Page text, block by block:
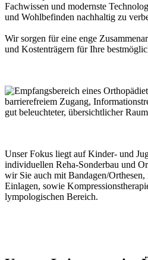
Fachwissen und modernste
und Wohlbefinden nachhaltig zu
Wir sorgen für eine enge
und Kostenträgern für Ihre
Unser Fokus liegt auf Kinder- und
individuellen Reha-Sonderbau und
wir Sie auch mit Bandagen/
Einlagen, sowie
lympologischen Bereich.